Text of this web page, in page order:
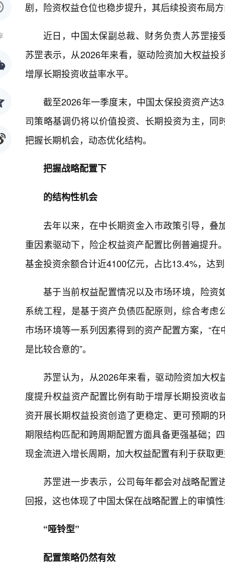
剧，险资权益仓位也稳步提升，其后续投资布局
近日，中国太保副总裁、财务负责人苏罡
苏罡表示，从2026年来看，驱动险资加大权益
增厚长期投资收益率水平。
截至2026年一季度末，中国太保投资资产
司策略基调仍将以价值投资、长期投资为主，
把握长期机会，动态优化结构。
把握战略配置下
的结构性机会
去年以来，在中长期资金入市政策引导，
重因素驱动下，险企权益资产配置比例普遍提
基金投资余额合计近4100亿元，占比13.4%，达
基于当前权益配置情况以及市场环境，险
系统工程，是基于资产负债匹配原则，综合考
市场环境等一系列因素得到的资产配置方案，“
是比较合意的”。
苏罡认为，从2026年来看，驱动险资加大
度提升权益资产配置比例有助于增厚长期投资
资开展长期权益投资创造了更稳定、更可预期
期限结构匹配和跨周期配置方面具备更强基础；
现金流进入增长周期，加大权益配置有利于获取
苏罡进一步表示，公司每年都会对战略配
回报，这也体现了中国太保在战略配置上的审慎
“哑铃型”
配置策略仍然有效